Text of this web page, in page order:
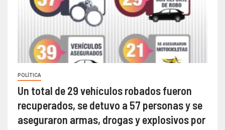
POLÍTICA
Un total de 29 vehículos robados fueron
recuperados, se detuvo a 57 personas y se
aseguraron armas, drogas y explosivos por